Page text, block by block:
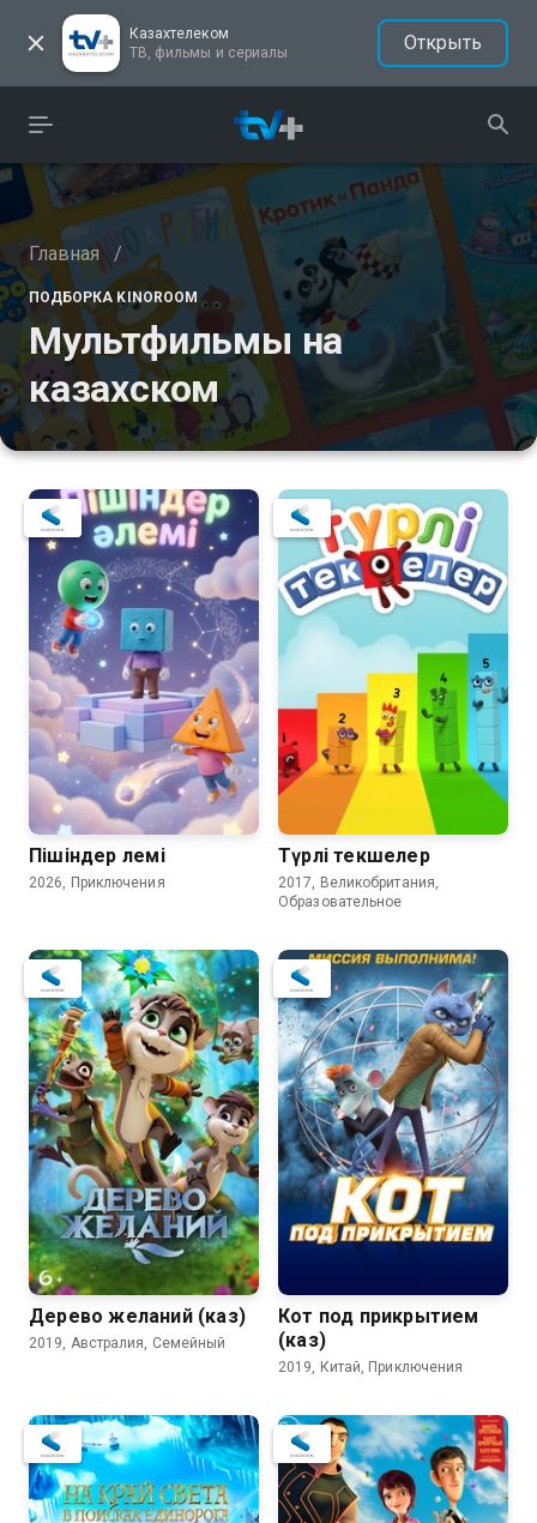
Казахтелеком
ТВ, фильмы и сериалы
Открыть
Главная /
ПОДБОРКА KINOROOM
Мультфильмы на
казахском
Пішіндер әлемі
2026, Приключения
8.7
Түрлі текшелер
2017, Великобритания,
Образовательное
Дерево желаний (каз)
2019, Австралия, Семейный
Кот под прикрытием
(каз)
2019, Китай, Приключения